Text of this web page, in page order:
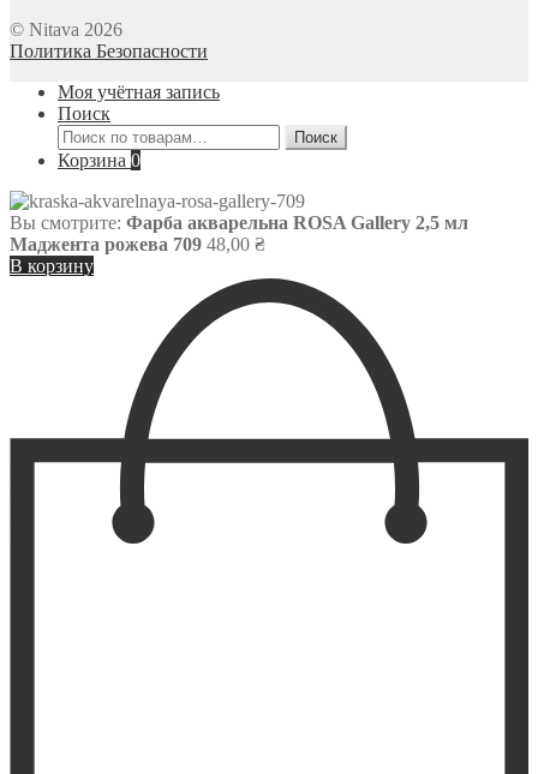
© Nitava 2026
Политика Безопасности
Моя учётная запись
Поиск
Искать:
Поиск
Корзина 0
Вы смотрите: Фарба акварельна ROSA Gallery 2,5 мл
Маджента рожева 709 48,00 ₴
В корзину